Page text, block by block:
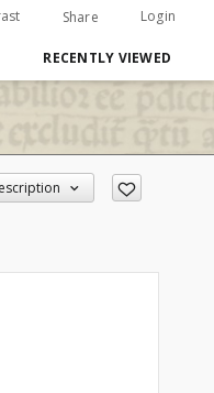
Share Login
RECENTLY VIEWED